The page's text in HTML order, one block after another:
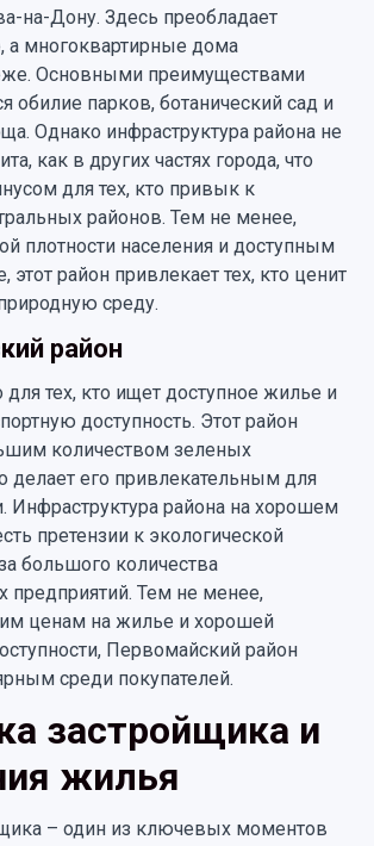
на-Дону. Здесь преобладает
а многоквартирные дома
Основными преимуществами
обилие парков, ботанический сад и
Однако инфраструктура района не
как в других частях города, что
для тех, кто привык к
районов. Тем не менее,
плотности населения и доступным
этот район привлекает тех, кто ценит
среду.
район
для тех, кто ищет доступное жилье и
доступность. Этот район
количеством зеленых
делает его привлекательным для
Инфраструктура района на хорошем
претензии к экологической
большого количества
Тем не менее,
ценам на жилье и хорошей
Первомайский район
среди покупателей.
застройщика и
жилья
– один из ключевых моментов